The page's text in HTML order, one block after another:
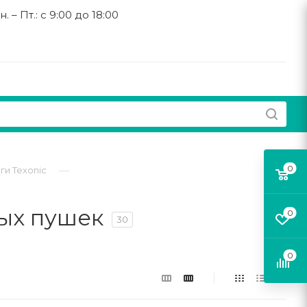
– Пт.: с 9:00 до 18:00
Texonic —
пушек 30
0
0
0